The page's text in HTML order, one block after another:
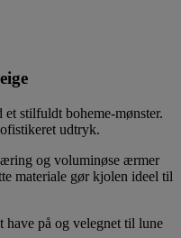
stilfuldt boheme-mønster.
udtryk.
og voluminøse ærmer
materiale gør kjolen ideel til
have på og velegnet til lune